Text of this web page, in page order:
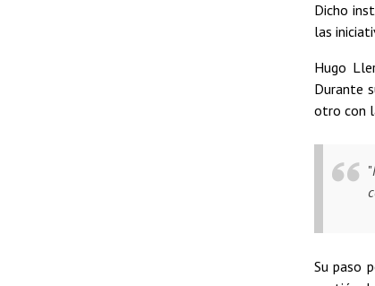
Dicho
las
Hugo
Durante
otro con
"
Su paso